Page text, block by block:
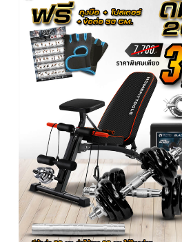
แนะนำสินค้าฟรี
รายละเอียด
เซ็ทม้านั่งปรับระดับ P3
กล่อง แถมฟรีข้อต่อ 30